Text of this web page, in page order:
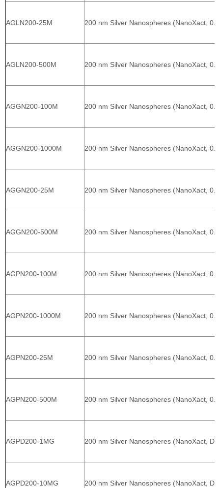
AGLN200-25M 200 nm Silver Nanospheres (NanoXact,
AGLN200-500M 200 nm Silver Nanospheres (NanoXact,
AGGN200-100M 200 nm Silver Nanospheres (NanoXact,
AGGN200-1000M 200 nm Silver Nanospheres (NanoXact,
AGGN200-25M 200 nm Silver Nanospheres (NanoXact,
AGGN200-500M 200 nm Silver Nanospheres (NanoXact,
AGPN200-100M 200 nm Silver Nanospheres (NanoXact,
AGPN200-1000M 200 nm Silver Nanospheres (NanoXact,
AGPN200-25M 200 nm Silver Nanospheres (NanoXact,
AGPN200-500M 200 nm Silver Nanospheres (NanoXact,
AGPD200-1MG 200 nm Silver Nanospheres (NanoXact,
AGPD200-10MG 200 nm Silver Nanospheres (NanoXact,